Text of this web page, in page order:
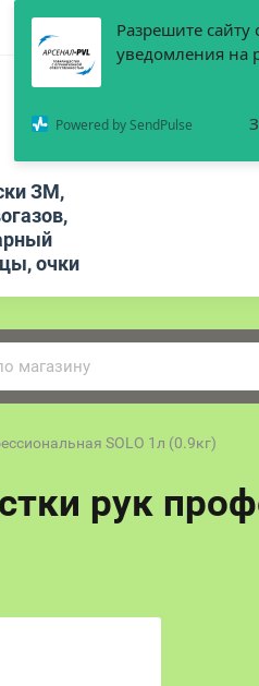
Разрешите сайту
уведомления на
Powered by SendPulse
ЗМ,
очки
SOLO 1л (0.9кг)
рук